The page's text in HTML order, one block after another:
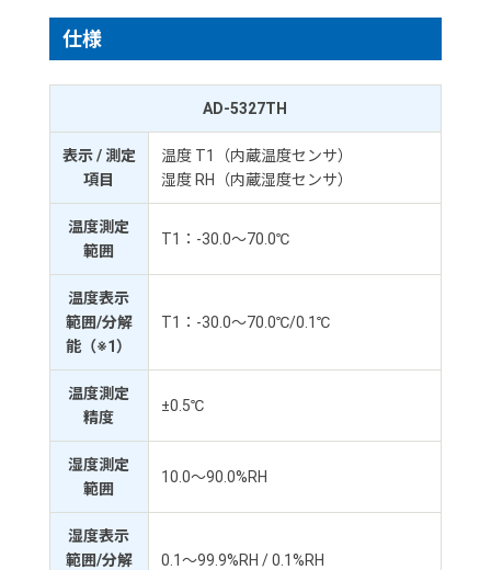
仕様
AD-5327TH
表示 / 測定
項目
温度 T1（内蔵温度センサ）
湿度 RH（内蔵湿度センサ）
温度測定
範囲
T1：-30.0～70.0℃
温度表示
範囲/分解
能（※1）
T1：-30.0～70.0℃/0.1℃
温度測定
精度
±0.5℃
湿度測定
範囲
10.0～90.0%RH
湿度表示
範囲/分解
0.1～99.9%RH / 0.1%RH